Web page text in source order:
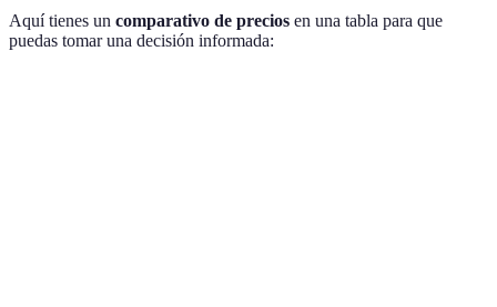
Aquí tienes un comparativo de precios en una tabla para que
puedas tomar una decisión informada: